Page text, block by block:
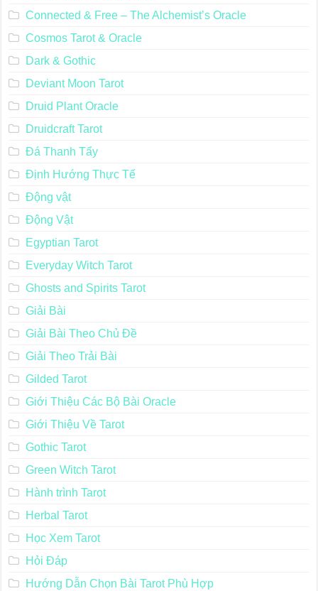
Connected & Free – The Alchemist’s Oracle
Cosmos Tarot & Oracle
Dark & Gothic
Deviant Moon Tarot
Druid Plant Oracle
Druidcraft Tarot
Đá Thanh Tẩy
Định Hướng Thực Tế
Động vật
Động Vật
Egyptian Tarot
Everyday Witch Tarot
Ghosts and Spirits Tarot
Giải Bài
Giải Bài Theo Chủ Đề
Giải Theo Trải Bài
Gilded Tarot
Giới Thiệu Các Bộ Bài Oracle
Giới Thiệu Về Tarot
Gothic Tarot
Green Witch Tarot
Hành trình Tarot
Herbal Tarot
Học Xem Tarot
Hỏi Đáp
Hướng Dẫn Chọn Bài Tarot Phù Hợp